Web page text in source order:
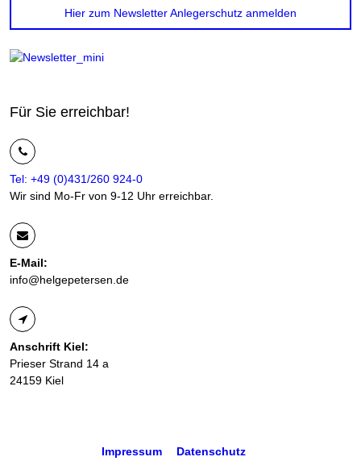
Hier zum Newsletter Anlegerschutz anmelden
Für Sie erreichbar!
Tel: +49 (0)431/260 924-0
Wir sind Mo-Fr von 9-12 Uhr erreichbar.
E-Mail:
info@helgepetersen.de
Anschrift Kiel:
Prieser Strand 14 a
24159 Kiel
Impressum Datenschutz